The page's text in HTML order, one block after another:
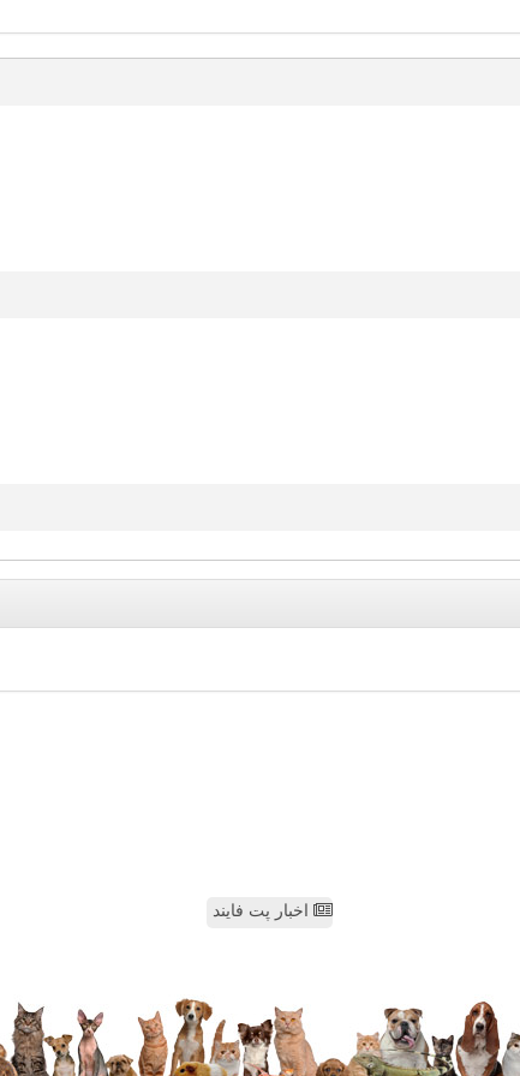
اخبار پت فایند